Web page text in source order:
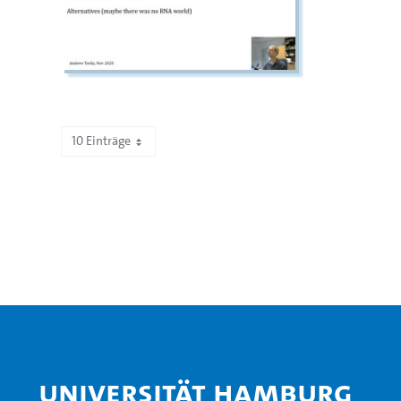
10 Einträge
Universität Hamburg